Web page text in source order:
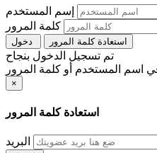
إسم المستخدم
كلمة المرور
استعادة كلمة المرور
تم تسجيل الدخول بنجاح
×
استعادة كلمة المرور
البريد